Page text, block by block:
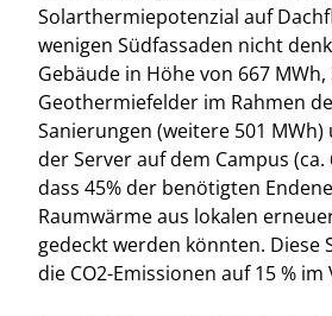
Solarthermiepotenzial auf
wenigen Südfassaden nicht
Gebäude in Höhe von 667
Geothermiefelder im Rahmen
Sanierungen (weitere 501
der Server auf dem Campus (ca.
dass 45% der benötigten
Raumwärme aus lokalen
gedeckt werden könnten. Diese
die CO2-Emissionen auf 15 % im